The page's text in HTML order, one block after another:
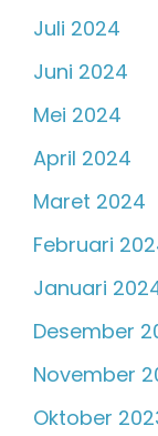
Juli 2024
Juni 2024
Mei 2024
April 2024
Maret 2024
Februari
Januari
Desember
November
Oktober